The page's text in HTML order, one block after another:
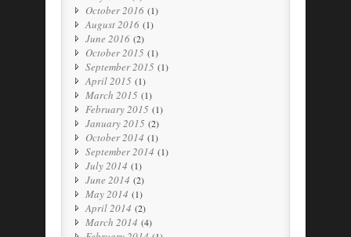
October 2016 (1)
August 2016 (1)
June 2016 (2)
October 2015 (1)
September 2015 (1)
April 2015 (1)
March 2015 (1)
February 2015 (1)
January 2015 (2)
October 2014 (1)
September 2014 (1)
July 2014 (1)
June 2014 (2)
May 2014 (1)
April 2014 (2)
March 2014 (4)